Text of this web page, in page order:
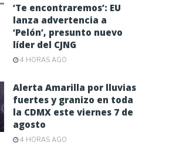
‘Te encontraremos’: EU
lanza advertencia a
‘Pelón’, presunto nuevo
líder del CJNG
4 HORAS AGO
Alerta Amarilla por lluvias
fuertes y granizo en toda
la CDMX este viernes 7 de
agosto
4 HORAS AGO